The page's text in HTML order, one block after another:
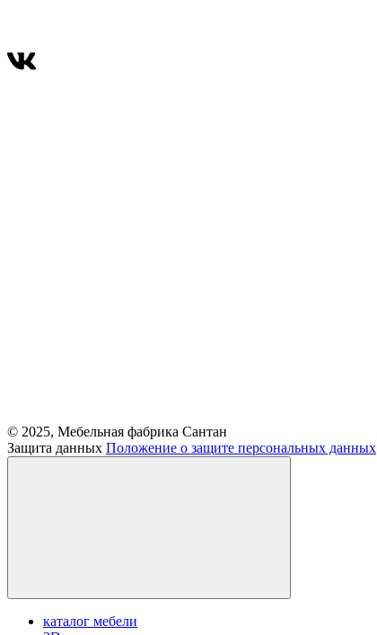
© 2025, Мебельная фабрика Сантан
Защита данных Положение о защите персональных данных
каталог мебели